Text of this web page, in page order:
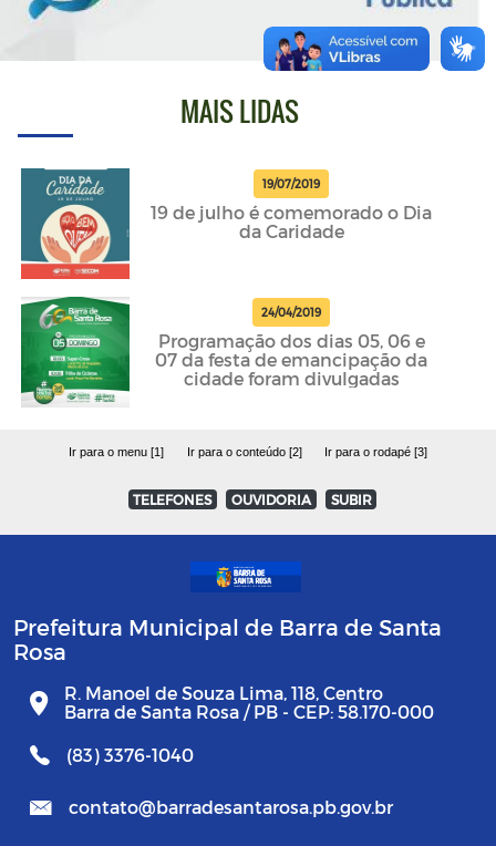
MAIS LIDAS
19/07/2019
19 de julho é comemorado o Dia
da Caridade
24/04/2019
Programação dos dias 05, 06 e
07 da festa de emancipação da
cidade foram divulgadas
Ir para o menu [1] Ir para o conteúdo [2] Ir para o rodapé [3]
TELEFONES OUVIDORIA SUBIR
Prefeitura Municipal de Barra de Santa
Rosa
R. Manoel de Souza Lima, 118, Centro
Barra de Santa Rosa / PB - CEP: 58.170-000
(83) 3376-1040
contato@barradesantarosa.pb.gov.br